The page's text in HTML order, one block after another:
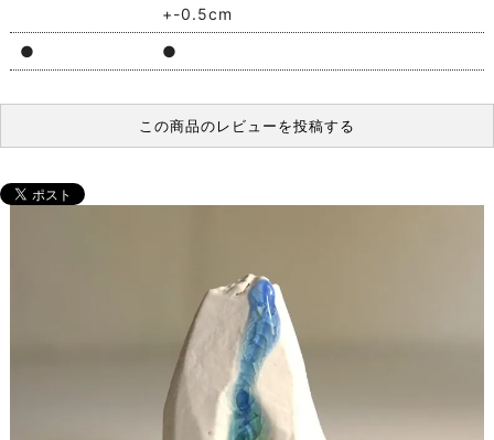
+-0.5cm
●
●
この商品のレビューを投稿する